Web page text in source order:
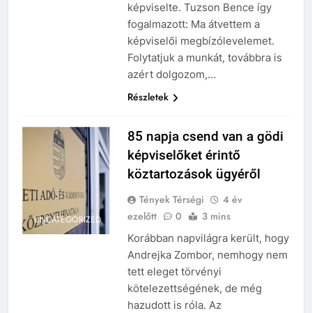
képviselte. Tuzson Bence így
fogalmazott: Ma átvettem a
képviselői megbízólevelemet.
Folytatjuk a munkát, továbbra is
azért dolgozom,…
Részletek
UNCATEGORIZED
85 napja csend van a gödi
képviselőket érintő
köztartozások ügyéről
Tények Térségi
4 év
ezelőtt
0 3 mins
Korábban napvilágra került, hogy
Andrejka Zombor, nemhogy nem
tett eleget törvényi
kötelezettségének, de még
hazudott is róla. Az